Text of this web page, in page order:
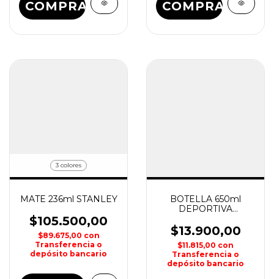
COMPRAR
3 colores
MATE 236ml STANLEY
$105.500,00
$89.675,00 con
Transferencia o
depósito bancario
BOTELLA 650ml
DEPORTIVA
$13.900,00
$11.815,00 con
Transferencia o
depósito bancario